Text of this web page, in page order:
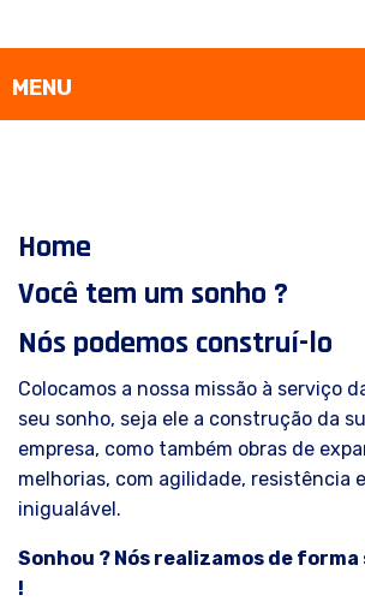
ONE X Empreendimentos
Home
Você tem um sonho ?
Nós podemos construí-lo
Colocamos a nossa missão à serviço
seu sonho, seja ele a construção da
empresa, como também obras de
melhorias, com agilidade, resistência
inigualável.
Sonhou ? Nós realizamos de
!